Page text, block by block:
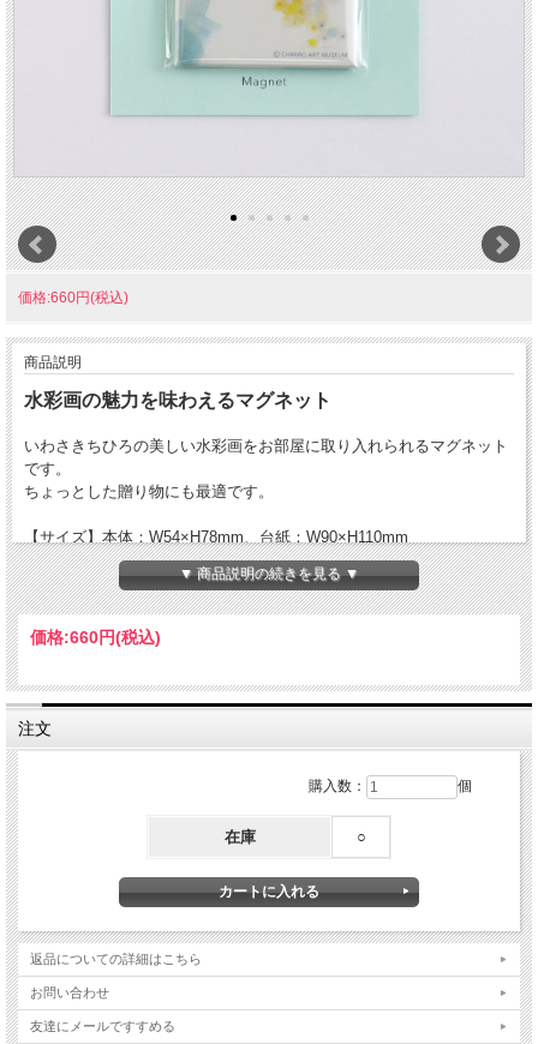
価格:660円(税込)
商品説明
水彩画の魅力を味わえるマグネット
いわさきちひろの美しい水彩画をお部屋に取り入れられるマグネット
です。
ちょっとした贈り物にも最適です。
【サイズ】本体：W54×H78mm、台紙：W90×H110mm
【素材】PET・印刷紙・ブリキ・マグネット
Made in Japan
© CHIHIRO ART MUSEUM
ちひろ美術館（公益財団法人いわさきちひろ記念事業団）の協力を得
て、商品代金の一部が以下団体に寄付されます。
＊公益社団法人 セーブ・ザ・チルドレン・ジャパン
＊認定NPO法人 全国こども食堂支援センター・むすびえ
▼ 商品説明の続きを見る ▼
価格:660円(税込)
注文
購入数： 個
在庫 ○
返品についての詳細はこちら
お問い合わせ
友達にメールですすめる